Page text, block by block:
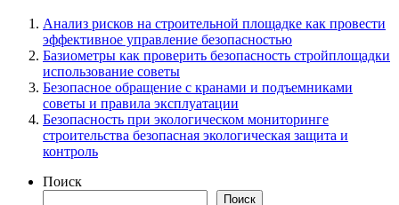
Анализ рисков на строительной площадке как провести
эффективное управление безопасностью
Базиометры как проверить безопасность стройплощадки
использование советы
Безопасное обращение с кранами и подъемниками
советы и правила эксплуатации
Безопасность при экологическом мониторинге
строительства безопасная экологическая защита и
контроль
Поиск
Поиск